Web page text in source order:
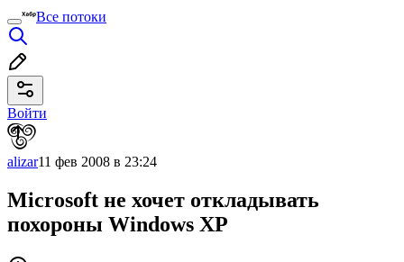
Все потоки
Войти
alizar11 фев 2008 в 23:24
Microsoft не хочет откладывать
похороны Windows XP